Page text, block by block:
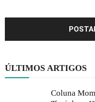
ÚLTIMOS ARTIGOS
Coluna